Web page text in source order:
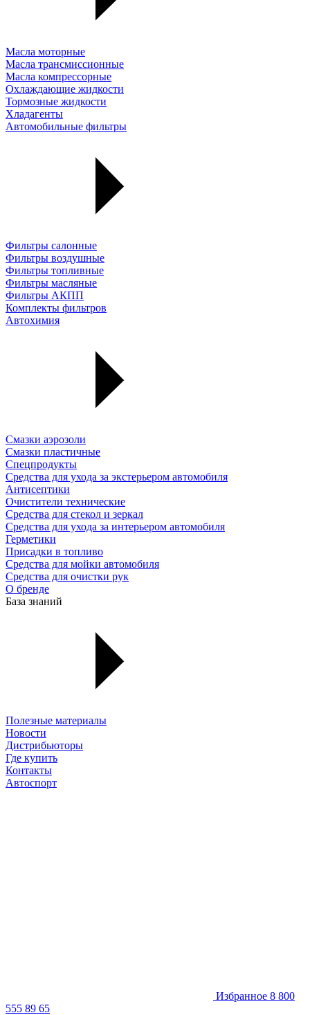
Масла моторные
Масла трансмиссионные
Масла компрессорные
Охлаждающие жидкости
Тормозные жидкости
Хладагенты
Автомобильные фильтры
Фильтры салонные
Фильтры воздушные
Фильтры топливные
Фильтры масляные
Фильтры АКПП
Комплекты фильтров
Автохимия
Смазки аэрозоли
Смазки пластичные
Спецпродукты
Средства для ухода за экстерьером автомобиля
Антисептики
Очистители технические
Средства для стекол и зеркал
Средства для ухода за интерьером автомобиля
Герметики
Присадки в топливо
Средства для мойки автомобиля
Средства для очистки рук
О бренде
База знаний
Полезные материалы
Новости
Дистрибьюторы
Где купить
Контакты
Автоспорт
Избранное 8 800
555 89 65